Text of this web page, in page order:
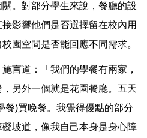
。對部分學生來說，餐廳的設
影響他們是否選擇留在校內用
園空間是否能回應不同需求。
言道：「我們的學餐有兩家，
另外一個就是花園餐廳。五天
餐)買晚餐。我覺得優點的部分
坡道，像我自己本身是身心障